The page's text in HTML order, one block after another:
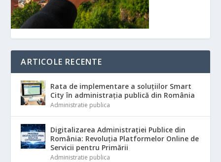
ARTICOLE RECENTE
Rata de implementare a soluțiilor Smart
City în administrația publică din România
Administratie publica
Digitalizarea Administrației Publice din
România: Revoluția Platformelor Online de
Servicii pentru Primării
Administratie publica